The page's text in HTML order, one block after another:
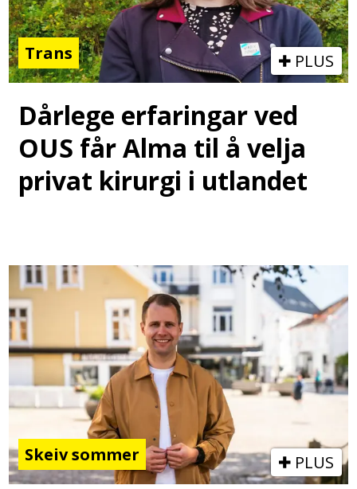
Trans PLUS
Dårlege erfaringar ved
OUS får Alma til å velja
privat kirurgi i utlandet
Skeiv sommer PLUS